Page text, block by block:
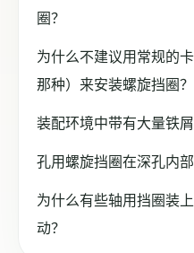
圈？
为什么不建议用常规的
那种）来安装螺旋挡圈？
装配环境中带有大量铁
孔用螺旋挡圈在深孔内
为什么有些轴用挡圈装
动？